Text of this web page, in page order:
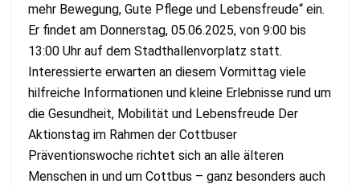
mehr Bewegung, Gute Pflege und Lebensfreude“ ein.
Er findet am Donnerstag, 05.06.2025, von 9:00 bis
13:00 Uhr auf dem Stadthallenvorplatz statt.
Interessierte erwarten an diesem Vormittag viele
hilfreiche Informationen und kleine Erlebnisse rund um
die Gesundheit, Mobilität und Lebensfreude Der
Aktionstag im Rahmen der Cottbuser
Präventionswoche richtet sich an alle älteren
Menschen in und um Cottbus – ganz besonders auch